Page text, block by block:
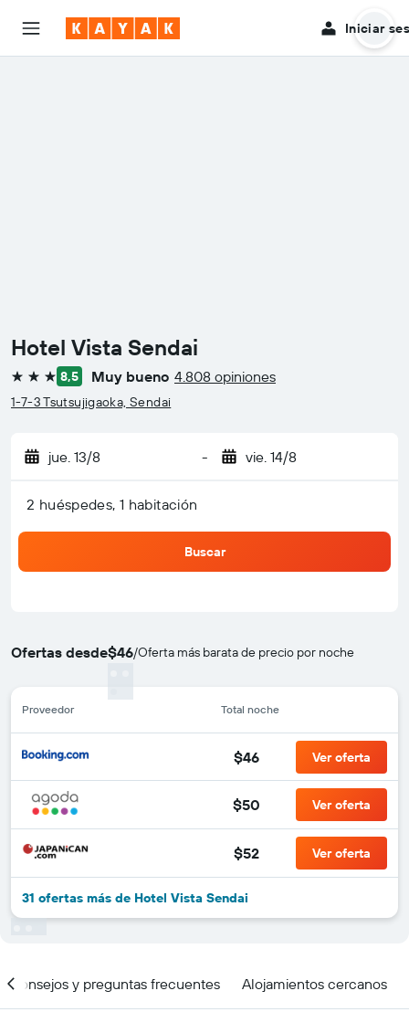
Iniciar
Hotel Vista Sendai
3 estrellas
8,5 Muy bueno 4.808 opiniones
1-7-3 Tsutsujigaoka, Sendai
jue. 13/8 - vie. 14/8
2 huéspedes, 1 habitación
Buscar
Ofertas desde$46/Oferta más barata de precio por noche
Proveedor Total noche
$46 Ver oferta
$50 Ver oferta
$52 Ver oferta
31 ofertas más de Hotel Vista Sendai
Consejos y preguntas frecuentes Alojamientos cercanos